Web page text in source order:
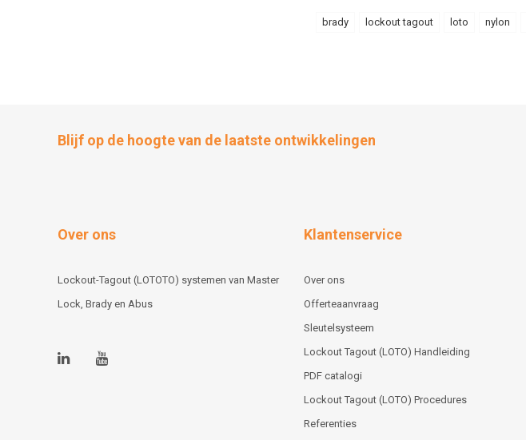
brady lockout tagout loto nylon
Blijf op de hoogte van de laatste ontwikkelingen
Over ons
Lockout-Tagout (LOTOTO) systemen van Master
Lock, Brady en Abus
Klantenservice
Over ons
Offerteaanvraag
Sleutelsysteem
Lockout Tagout (LOTO) Handleiding
PDF catalogi
Lockout Tagout (LOTO) Procedures
Referenties